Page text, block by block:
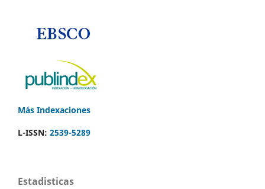
Más Indexaciones
L-ISSN: 2539-5289
Estadisticas